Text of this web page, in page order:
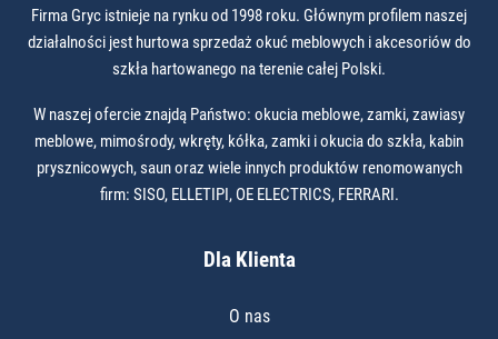
Firma Gryc istnieje na rynku od 1998 roku. Głównym profilem naszej
działalności jest hurtowa sprzedaż okuć meblowych i akcesoriów do
szkła hartowanego na terenie całej Polski.
W naszej ofercie znajdą Państwo: okucia meblowe, zamki, zawiasy
meblowe, mimośrody, wkręty, kółka, zamki i okucia do szkła, kabin
prysznicowych, saun oraz wiele innych produktów renomowanych
firm: SISO, ELLETIPI, OE ELECTRICS, FERRARI.
Dla Klienta
O nas